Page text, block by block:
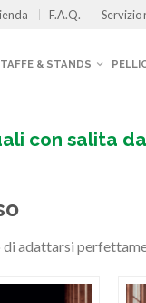
F.A.Q. Servizio
& STANDS
con salita
adattarsi